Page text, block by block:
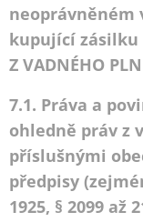
kupující zásilku
Z VADNÉHO
7.1. Práva a
ohledně práv z
příslušnými
předpisy
1925, § 2099 až